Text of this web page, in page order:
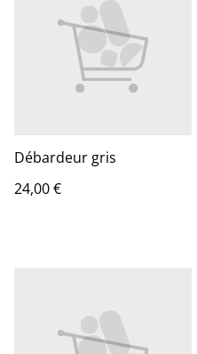
Débardeur gris
24,00 €